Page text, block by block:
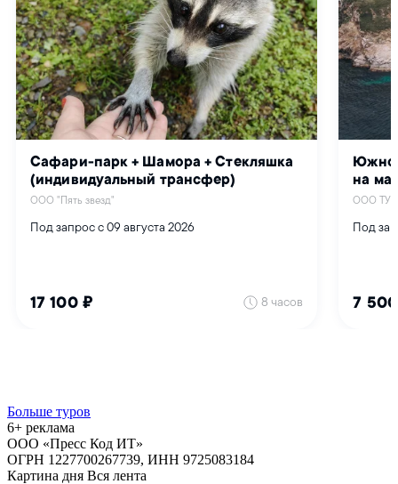
Больше туров
6+ реклама
ООО «Пресс Код ИТ»
ОГРН 1227700267739, ИНН 9725083184
Картина дня Вся лента